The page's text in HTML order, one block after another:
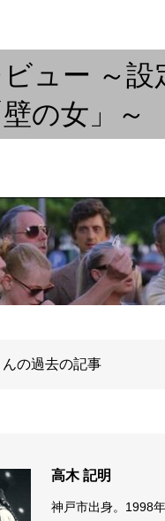
郎の燗無量...
と語らうブラジリ
ック “縁側...
夏
ュー ～
の女」～
んの過去の記事
高木 記明
神戸市出身。1998